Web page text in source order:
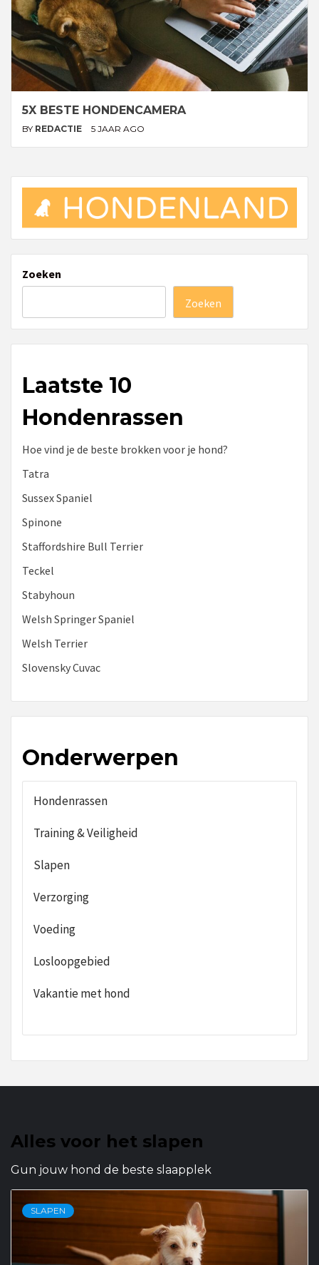
5X BESTE HONDENCAMERA
BY REDACTIE 5 JAAR AGO
Zoeken
Zoeken
Laatste 10
Hondenrassen
Hoe vind je de beste brokken voor je hond?
Tatra
Sussex Spaniel
Spinone
Staffordshire Bull Terrier
Teckel
Stabyhoun
Welsh Springer Spaniel
Welsh Terrier
Slovensky Cuvac
Onderwerpen
Hondenrassen
Training & Veiligheid
Slapen
Verzorging
Voeding
Losloopgebied
Vakantie met hond
Alles voor het slapen
Gun jouw hond de beste slaapplek
SLAPEN